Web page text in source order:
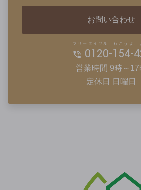
お問い合わせ
0120-154-
フリーダイヤル 行こうよ、
営業時間 9時～17
定休日 日曜日